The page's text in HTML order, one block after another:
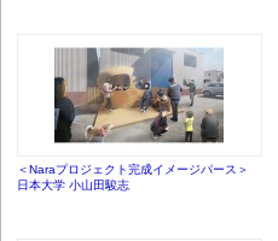
＜Naraプロジェクト完成イメージパース＞
日本大学 小山田駿志